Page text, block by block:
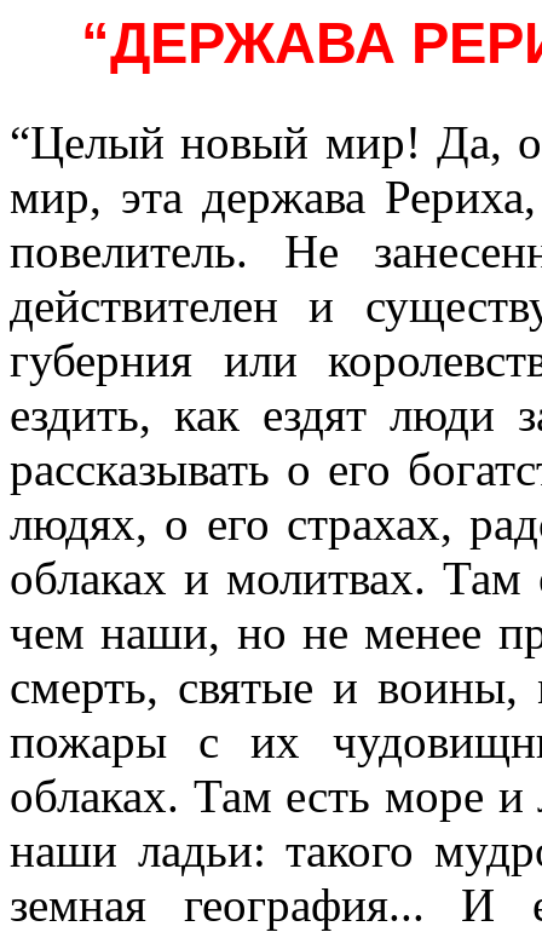
“ДЕРЖАВА
“Целый новый мир! Да,
мир, эта держава
повелитель. Не
действителен и
губерния или
ездить, как ездят люди
рассказывать о его
людях, о его страхах,
облаках и молитвах. Там
чем наши, но не менее
смерть, святые и
пожары с их
облаках. Там есть море
наши ладьи: такого
земная география...